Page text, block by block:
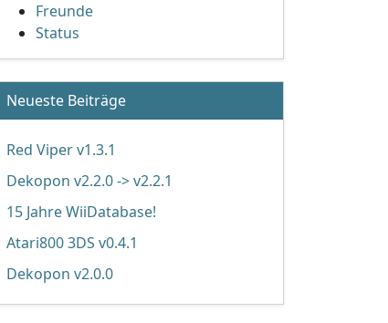
Freunde
Status
Neueste Beiträge
Red Viper v1.3.1
Dekopon v2.2.0 -> v2.2.1
15 Jahre WiiDatabase!
Atari800 3DS v0.4.1
Dekopon v2.0.0